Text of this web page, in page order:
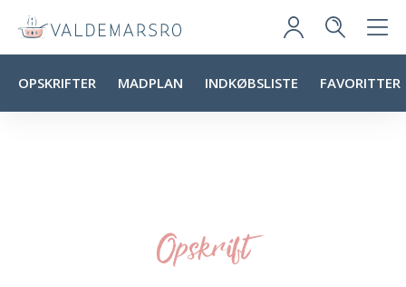
OPSKRIFTER MADPLAN INDKØBSLISTE FAVORITTER
Opskrift